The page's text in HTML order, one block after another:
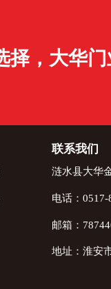
择，大华
联系我们
涟水县大华
电话：0517-
邮箱：
地址：淮安